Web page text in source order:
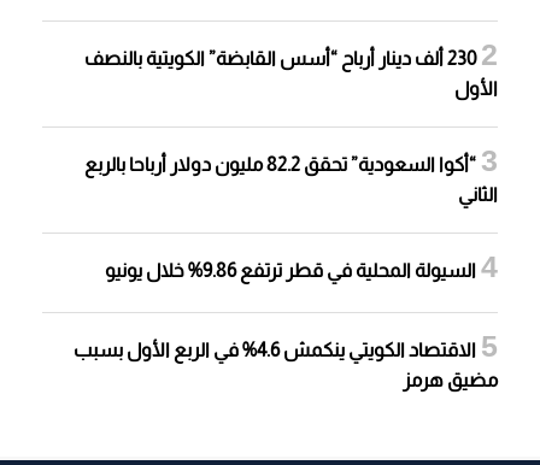
230 ألف دينار أرباح “أسس القابضة” الكويتية بالنصف
الأول
“أكوا السعودية” تحقق 82.2 مليون دولار أرباحا بالربع
الثاني
السيولة المحلية في قطر ترتفع 9.86% خلال يونيو
الاقتصاد الكويتي ينكمش 4.6% في الربع الأول بسبب
مضيق هرمز